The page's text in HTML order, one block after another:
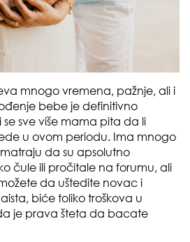
mnogo vremena, pažnje, ali i
bebe je definitivno
se sve više mama pita da li
u ovom periodu. Ima mnogo
da su apsolutno
čule ili pročitale na forumu, ali
da uštedite novac i
biće toliko troškova u
je prava šteta da bacate